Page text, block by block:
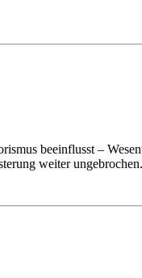
beeinflusst –
weiter ungebrochen.